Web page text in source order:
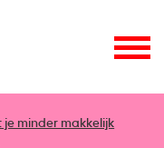
minder makkelijk